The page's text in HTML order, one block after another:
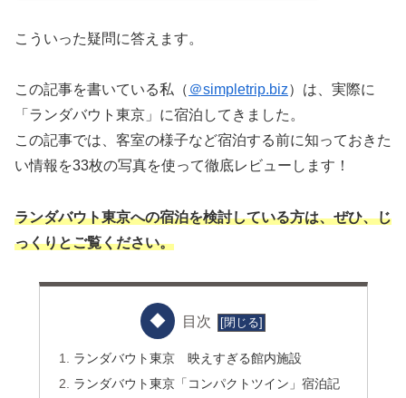
こういった疑問に答えます。
この記事を書いている私（ ＠simpletrip.biz）は、実際に
「ランダバウト東京」に宿泊してきました。
この記事では、客室の様子など宿泊する前に知っておきた
い情報を33枚の写真を使って徹底レビューします！
ランダバウト東京への宿泊を検討している方は、ぜひ、じ
っくりとご覧ください。
目次
ランダバウト東京 映えすぎる館内施設
ランダバウト東京「コンパクトツイン」宿泊記